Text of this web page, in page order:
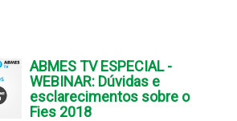
ABMES TV ESPECIAL -
WEBINAR: Dúvidas e
esclarecimentos sobre o
Fies 2018